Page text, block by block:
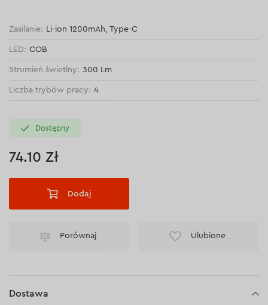
Zasilanie: Li-ion 1200mAh, Type-C
LED: COB
Strumień świetlny: 300 Lm
Liczba trybów pracy: 4
Dostępny
74.10 Zł
Dodaj
Porównaj Ulubione
Dostawa